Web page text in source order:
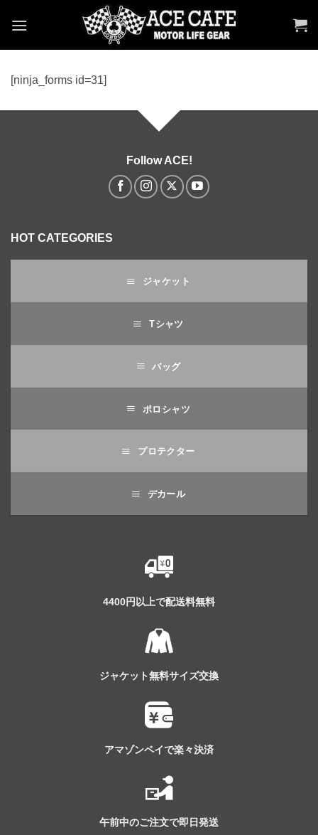
[ninja_forms id=31]
Follow ACE!
HOT CATEGORIES
ジャケット
Tシャツ
バッグ
ポロシャツ
プロテクター
デカール
4400円以上で配送料無料
ジャケット無料サイズ交換
アマゾンペイで楽々決済
午前中のご注文で即日発送